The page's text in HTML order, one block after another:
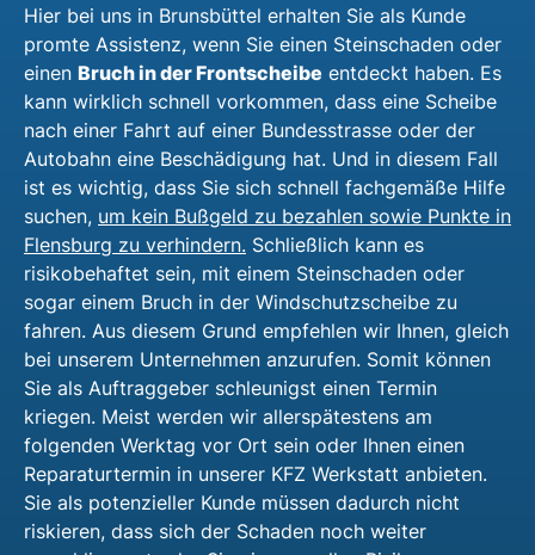
Hier bei uns in Brunsbüttel erhalten Sie als Kunde
promte Assistenz, wenn Sie einen Steinschaden oder
einen Bruch in der Frontscheibe entdeckt haben. Es
kann wirklich schnell vorkommen, dass eine Scheibe
nach einer Fahrt auf einer Bundesstrasse oder der
Autobahn eine Beschädigung hat. Und in diesem Fall
ist es wichtig, dass Sie sich schnell fachgemäße Hilfe
suchen, um kein Bußgeld zu bezahlen sowie Punkte in
Flensburg zu verhindern. Schließlich kann es
risikobehaftet sein, mit einem Steinschaden oder
sogar einem Bruch in der Windschutzscheibe zu
fahren. Aus diesem Grund empfehlen wir Ihnen, gleich
bei unserem Unternehmen anzurufen. Somit können
Sie als Auftraggeber schleunigst einen Termin
kriegen. Meist werden wir allerspätestens am
folgenden Werktag vor Ort sein oder Ihnen einen
Reparaturtermin in unserer KFZ Werkstatt anbieten.
Sie als potenzieller Kunde müssen dadurch nicht
riskieren, dass sich der Schaden noch weiter